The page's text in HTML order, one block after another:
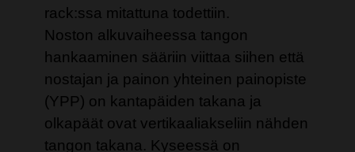
rack:ssa mitattuna todettiin.
Noston alkuvaiheessa tangon
hankaaminen sääriin viittaa siihen että
nostajan ja painon yhteinen painopiste
(YPP) on kantapäiden takana ja
olkapäät ovat vertikaaliakseliin nähden
tangon takana. Kyseessä on